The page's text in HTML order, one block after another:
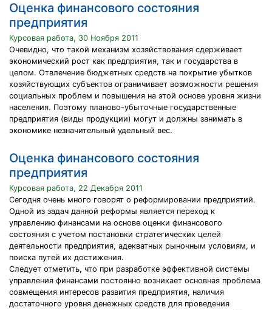
Оценка финансового состояния
предприятия
Курсовая работа, 30 Ноября 2011
Очевидно, что такой механизм хозяйствования сдерживает
экономический рост как предприятия, так и государства в
целом. Отвлечение бюджетных средств на покрытие убытков
хозяйствующих субъектов ограничивает возможности решения
социальных проблем и повышения на этой основе уровня жизни
населения. Поэтому планово-убыточные государственные
предприятия (виды продукции) могут и должны занимать в
экономике незначительный удельный вес.
Оценка финансового состояния
предприятия
Курсовая работа, 22 Декабря 2011
Сегодня очень много говорят о реформировании предприятий.
Одной из задач данной реформы является переход к
управлению финансами на основе оценки финансового
состояния с учетом постановки стратегических целей
деятельности предприятия, адекватных рыночным условиям, и
поиска путей их достижения.
Следует отметить, что при разработке эффективной системы
управления финансами постоянно возникает основная проблема
совмещения интересов развития предприятия, наличия
достаточного уровня денежных средств для проведения